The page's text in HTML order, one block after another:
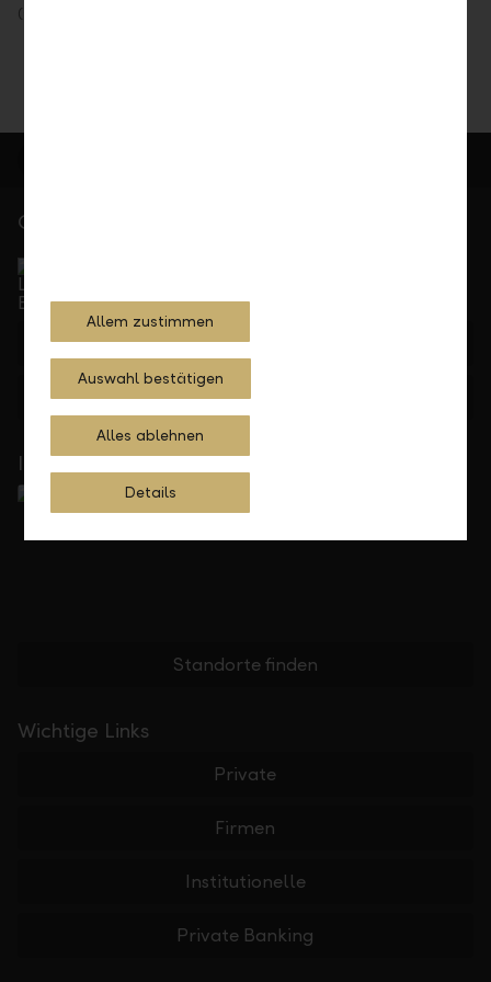
(Gesetz, Verordnung) finden Sie unter
Gerne für Sie da
bis 17.30 Uhr
+423 236 88 11
Feedback
In Ihrer Nähe
Standorte finden
Wichtige Links
Private
Firmen
Institutionelle
Private Banking
Allem zustimmen
Auswahl bestätigen
Alles ablehnen
Details